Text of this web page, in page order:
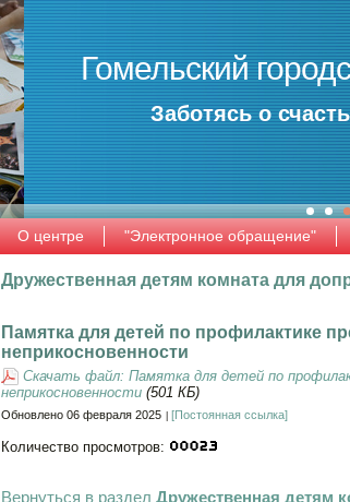
Гомельский
Заботясь о
О центре "Электронное обращение"
Дружественная детям комната для
Памятка для детей по профилактике
неприкосновенности
Скачать файл: Памятка для детей по
неприкосновенности (501 КБ)
Обновлено 06 февраля 2025 [Постоянная ссылка]
Количество просмотров:
Вернуться в раздел Дружественная детям